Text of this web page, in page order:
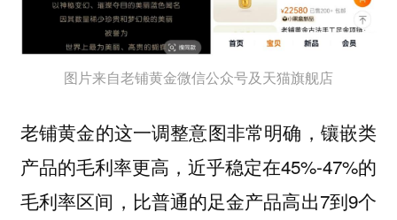
图片来自老铺黄金微信公众号及天猫旗舰店
老铺黄金的这一调整意图非常明确，镶嵌类
产品的毛利率更高，近乎稳定在45%-47%的
毛利率区间，比普通的足金产品高出7到9个